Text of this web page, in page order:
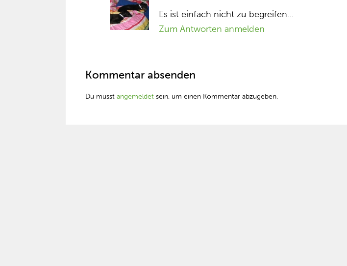
Es ist einfach nicht zu begreifen…
Zum Antworten anmelden
Kommentar absenden
Du musstangemeldet sein, um einen Kommentar abzugeben.